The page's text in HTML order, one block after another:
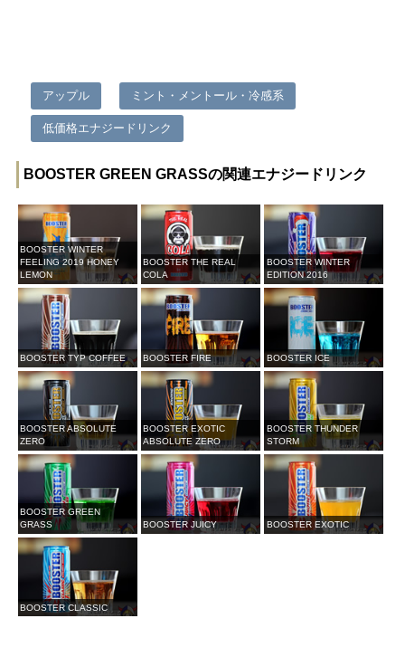
アップル ミント・メントール・冷感系
低価格エナジードリンク
BOOSTER GREEN GRASSの関連エナジードリンク
BOOSTER WINTER
FEELING 2019 HONEY
LEMON
BOOSTER THE REAL
COLA
BOOSTER WINTER
EDITION 2016
BOOSTER TYP COFFEE BOOSTER FIRE BOOSTER ICE
BOOSTER ABSOLUTE
ZERO
BOOSTER EXOTIC
ABSOLUTE ZERO
BOOSTER THUNDER
STORM
BOOSTER GREEN
GRASS
BOOSTER JUICY BOOSTER EXOTIC
BOOSTER CLASSIC